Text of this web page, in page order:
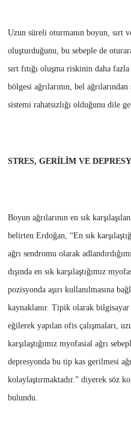
Uzun süreli oturmanın boyun, sırt
oluşturduğunu, bu sebeple de
sırt fıtığı oluşma riskinin daha
bölgesi ağrılarının, bel
sistemi rahatsızlığı olduğunu dile
STRES, GERİLİM VE
Boyun ağrılarının en sık
belirten Erdoğan, “En sık
ağrı sendromu olarak
dışında en sık karşılaştığımız
pozisyonda aşırı kullanılmasına
kaynaklanır. Tipik olarak bilgisayar
eğilerek yapılan ofis çalışmaları,
karşılaştığımız myofasial ağrı
depresyonda bu tip kas gerilmesi
kolaylaştırmaktadır.” diyerek söz
bulundu.